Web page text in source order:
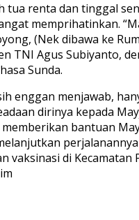
tua renta dan tinggal
memprihatinkan.
(Nek dibawa ke
TNI Agus Subiyanto,
Sunda.
enggan menjawab,
dirinya kepada
memberikan bantuan
vaksinasi di Kecamatan